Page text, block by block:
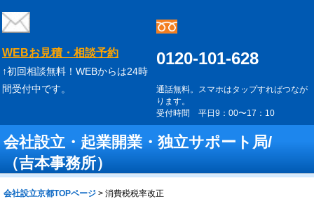
WEBお見積・相談予約
↑初回相談無料！WEBからは24時
間受付中です。
0120-101-628
通話無料。スマホはタップすればつなが
ります。
受付時間 平日9：00〜17：10
会社設立・起業開業・独立サポート局/
（吉本事務所）
会社設立京都TOPページ > 消費税税率改正